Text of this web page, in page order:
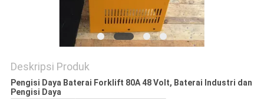
Deskripsi Produk
Pengisi Daya Baterai Forklift 80A 48 Volt, Baterai Industri dan
Pengisi Daya